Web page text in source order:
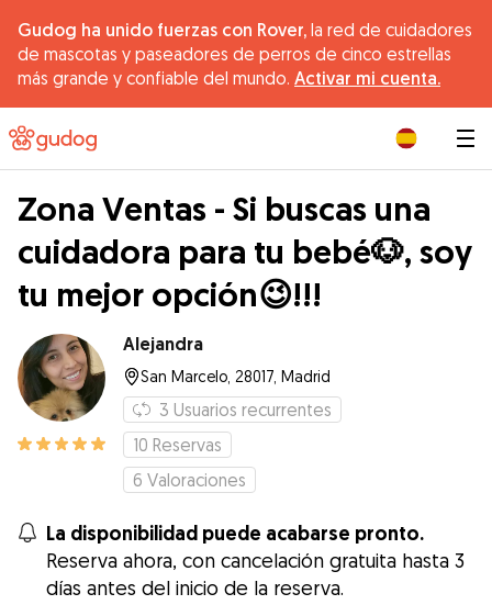
Gudog ha unido fuerzas con Rover, la red de cuidadores
de mascotas y paseadores de perros de cinco estrellas
más grande y confiable del mundo. Activar mi cuenta.
Zona Ventas - Si buscas una
cuidadora para tu bebé🐶, soy
tu mejor opción😉!!!
Alejandra
San Marcelo, 28017, Madrid
3 Usuarios recurrentes
10 Reservas
6 Valoraciones
La disponibilidad puede acabarse pronto.
Reserva ahora, con cancelación gratuita hasta 3
días antes del inicio de la reserva.